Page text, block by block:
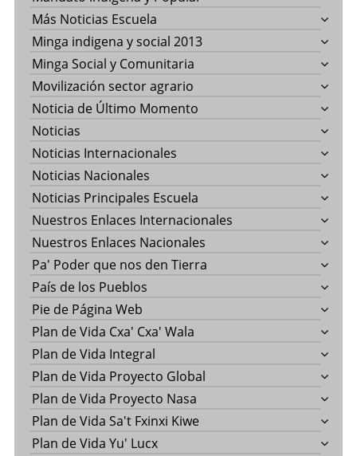
Más Noticias Escuela
Minga indigena y social 2013
Minga Social y Comunitaria
Movilización sector agrario
Noticia de Último Momento
Noticias
Noticias Internacionales
Noticias Nacionales
Noticias Principales Escuela
Nuestros Enlaces Internacionales
Nuestros Enlaces Nacionales
Pa' Poder que nos den Tierra
País de los Pueblos
Pie de Página Web
Plan de Vida Cxa' Cxa' Wala
Plan de Vida Integral
Plan de Vida Proyecto Global
Plan de Vida Proyecto Nasa
Plan de Vida Sa't Fxinxi Kiwe
Plan de Vida Yu' Lucx